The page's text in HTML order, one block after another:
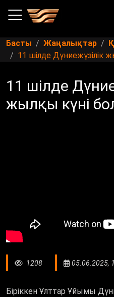
Басты Жаңалықтар
11 шілде Дүниежүзілік
11 шілде
жылқы күні
1208 05.06.2025,
Біріккен Ұлттар Ұйымы